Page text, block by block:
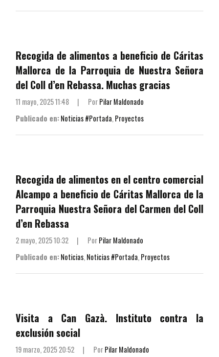
Recogida de alimentos a beneficio de Cáritas
Mallorca de la Parroquia de Nuestra Señora
del Coll d’en Rebassa. Muchas gracias
11 mayo, 2025 11:48 | PorPilar Maldonado
Publicado en:Noticias #Portada, Proyectos
Recogida de alimentos en el centro comercial
Alcampo a beneficio de Cáritas Mallorca de la
Parroquia Nuestra Señora del Carmen del Coll
d’en Rebassa
2 mayo, 2025 10:32 | PorPilar Maldonado
Publicado en:Noticias, Noticias #Portada, Proyectos
Visita a Can Gazà. Instituto contra la
exclusión social
19 marzo, 2025 20:52 | PorPilar Maldonado